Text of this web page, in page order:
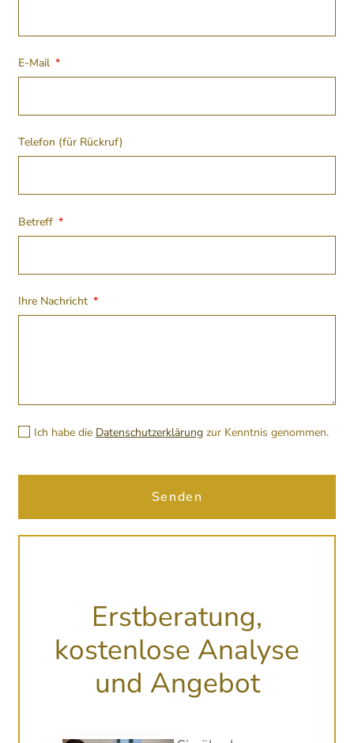
E-Mail
Telefon (für Rückruf)
Betreff
Ihre Nachricht
Ich habe die Datenschutzerklärungzur Kenntnis genommen.
Senden
Erstberatung,
kostenlose Analyse
und Angebot